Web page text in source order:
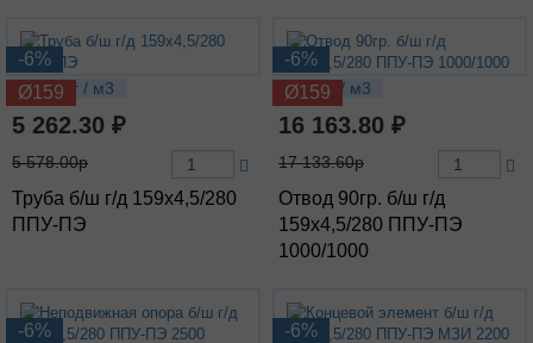
-6%
Ø159
23.86 кг / м3
5 262.30 ₽
5 578.00р
Труба б/ш г/д 159х4,5/280
ППУ-ПЭ
-6%
Ø159
47.7 кг / м3
16 163.80 ₽
17 133.60р
Отвод 90гр. б/ш г/д
159х4,5/280 ППУ-ПЭ
1000/1000
-6%
-6%